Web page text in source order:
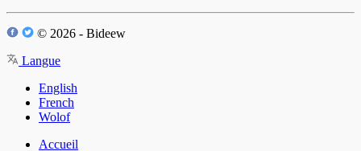
© 2026 - Bideew
Langue
English
French
Wolof
Accueil